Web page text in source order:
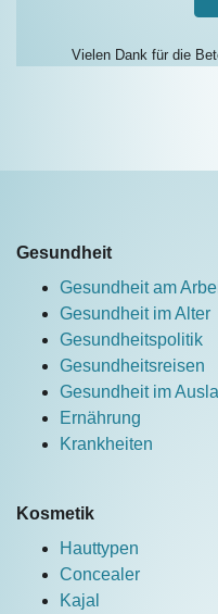
Vielen Dank für die
Gesundheit
Gesundheit am
Gesundheit im Alter
Gesundheitspolitik
Gesundheitsreisen
Gesundheit im
Ernährung
Krankheiten
Kosmetik
Hauttypen
Concealer
Kajal